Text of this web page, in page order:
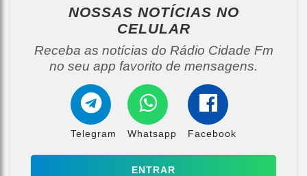
NOSSAS NOTÍCIAS NO
CELULAR
Receba as notícias do Rádio Cidade Fm
no seu app favorito de mensagens.
Telegram Whatsapp Facebook
ENTRAR